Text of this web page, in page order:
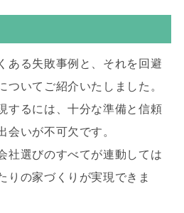
ある失敗事例と、それを回避
ついてご紹介いたしました。
するには、十分な準備と信頼
会いが不可欠です。
社選びのすべてが連動しては
りの家づくりが実現できま